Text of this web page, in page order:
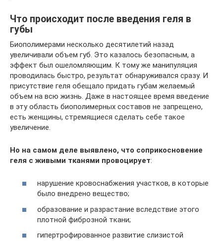
Что происходит после введения геля в
губы
Биополимерами несколько десятилетий назад
увеличивали объем губ. Это казалось безопасным, а
эффект был ошеломляющим. К тому же манипуляция
проводилась быстро, результат обнаруживался сразу. И
присутствие геля обещало придать губам желаемый
объем на всю жизнь. Даже в настоящее время введение
в эту область биополимерных составов не запрещено,
есть женщины, стремящиеся сделать себе такое
увеличение.
Но на самом деле выявлено, что соприкосновение
геля с живыми тканями провоцирует:
нарушение кровоснабжения участков, в которые
было внедрено вещество;
образование и разрастание вследствие этого
плотной фиброзной ткани;
гипертрофированное развитие слизистой